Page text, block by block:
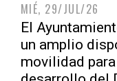
MIÉ, 29/JUL/26
El
un amplio
movilidad